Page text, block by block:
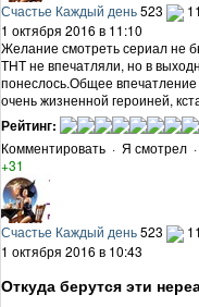
Счастье Каждый день523
1 октября 2016 в 11:10
Желание смотреть сериал не
ТНТ не впечатляли, но в
понеслось.Общее впечатление
очень жизненной героиней,
Рейтинг:
Комментировать · Я смотрел ·
+31
Счастье Каждый день523
1 октября 2016 в 10:43
Откуда берутся эти